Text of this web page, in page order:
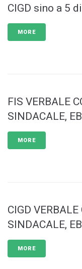
CIGD sino a 5
MORE
FIS VERBALE
SINDACALE,
MORE
CIGD
SINDACALE,
MORE